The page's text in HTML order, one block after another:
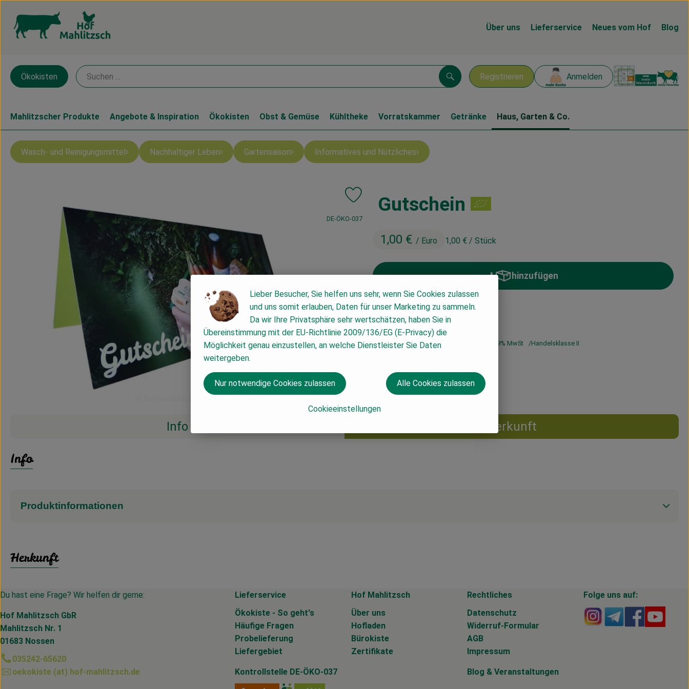
Über uns Lieferservice Neues vom Hof Blog
Registrieren Anmelden
Suchen
Ökokisten
Mahlitzscher Produkte Angebote & Inspiration Ökokisten Obst & Gemüse Kühltheke Vorratskammer Getränke Haus, Garten & Co.
Wasch- und Reinigungsmittel Nachhaltiger Leben Gartensaison Informatives und Nützliches
Gutschein
1,00 € / Euro 1,00 € / Stück
Produkt zu Favouriten hinzufügen
, Kontrollstelle:
DE-ÖKO-037
hinzufügen
Produkt zum Warenkorb hinzufügen
Euro
#63755 1,00 €/ Euro 19% MwSt Handelsklasse II
Info Herkunft
Info
Produktinformationen
Herkunft
Du hast eine Frage? Wir helfen dir gerne:
Hof Mahlitzsch GbR
Mahlitzsch Nr. 1
01683 Nossen
035242-65620
oekokiste (at) hof-mahlitzsch.de
Lieferservice
Ökokiste - So geht's
Häufige Fragen
Probelieferung
Liefergebiet
Hof Mahlitzsch
Über uns
Hofladen
Bürokiste
Zertifikate
Rechtliches
Datenschutz
Widerruf-Formular
AGB
Impressum
Folge uns auf:
Externer Link zu
Externer Link
Externer
Kontrollstelle DE-ÖKO-037 Blog & Veranstaltungen
Lieber Besucher, Sie helfen uns sehr, wenn Sie Cookies zulassen
und uns somit erlauben, Daten für unser Marketing zu sammeln.
Da wir Ihre Privatsphäre sehr wertschätzen, haben Sie in
Übereinstimmung mit der EU-Richtlinie 2009/136/EG (E-Privacy) die
Möglichkeit genau einzustellen, an welche Dienstleister Sie Daten
weitergeben.
Cookieeinstellungen
Nur notwendige Cookies zulassen Alle Cookies zulassen